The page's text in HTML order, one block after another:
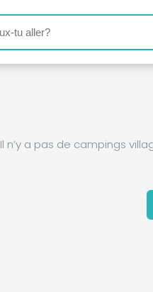
Il n’y a pas de campings